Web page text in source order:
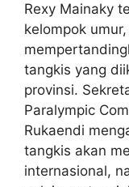
Rexy Mainaky
kelompok
tangkis yang
provinsi.
Paralympic
Rukaendi
tangkis akan
internasional,